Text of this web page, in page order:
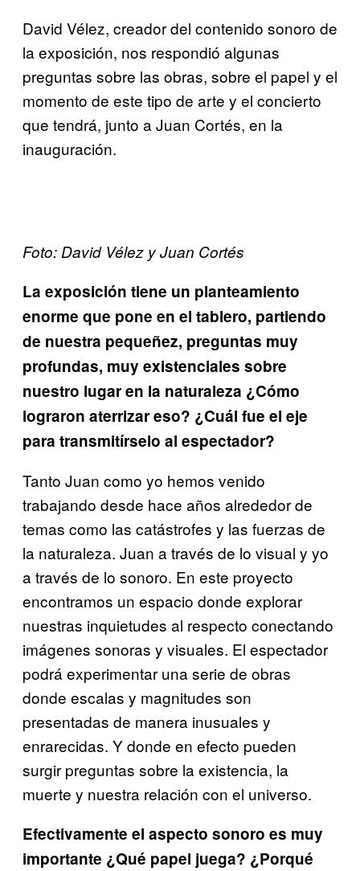
David Vélez, creador del contenido sonoro de
la exposición, nos respondió algunas
preguntas sobre las obras, sobre el papel y el
momento de este tipo de arte y el concierto
que tendrá, junto a Juan Cortés, en la
inauguración.
Foto: David Vélez y Juan Cortés
La exposición tiene un planteamiento
enorme que pone en el tablero, partiendo
de nuestra pequeñez, preguntas muy
profundas, muy existenciales sobre
nuestro lugar en la naturaleza ¿Cómo
lograron aterrizar eso? ¿Cuál fue el eje
para transmitírselo al espectador?
Tanto Juan como yo hemos venido
trabajando desde hace años alrededor de
temas como las catástrofes y las fuerzas de
la naturaleza. Juan a través de lo visual y yo
a través de lo sonoro. En este proyecto
encontramos un espacio donde explorar
nuestras inquietudes al respecto conectando
imágenes sonoras y visuales. El espectador
podrá experimentar una serie de obras
donde escalas y magnitudes son
presentadas de manera inusuales y
enrarecidas. Y donde en efecto pueden
surgir preguntas sobre la existencia, la
muerte y nuestra relación con el universo.
Efectivamente el aspecto sonoro es muy
importante ¿Qué papel juega? ¿Porqué